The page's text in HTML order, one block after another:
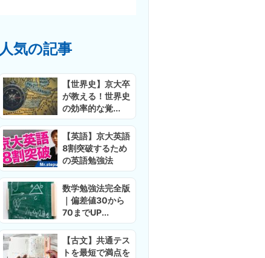
人気の記事
【世界史】京大卒
が教える！世界史
の効率的な覚...
【英語】京大英語
8割突破するため
の英語勉強法
数学勉強法完全版
｜偏差値30から
70までUP...
【古文】共通テス
トを最短で満点を